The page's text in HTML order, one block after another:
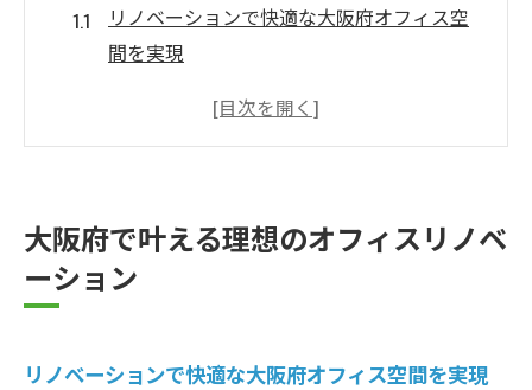
リノベーションで快適な大阪府オフィス空
間を実現
オフィス内装工事で業務効率を高めるリノ
オフィスリノベーション成功のための内装
工事ポイント
大阪府で叶える理想のオフィスリノベ
ーション
リノベーションで快適な大阪府オフィス空間を実現